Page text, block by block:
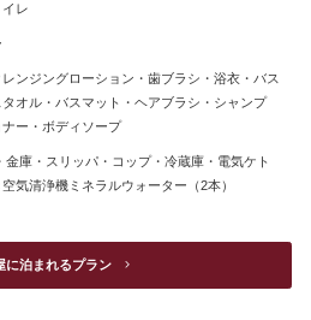
レ
ンジングローション・歯ブラシ・浴衣・バス
オル・バスマット・ヘアブラシ・シャンプ
ー・ボディソープ
金庫・スリッパ・コップ・冷蔵庫・電気ケト
気清浄機ミネラルウォーター（2本）
に泊まれるプラン